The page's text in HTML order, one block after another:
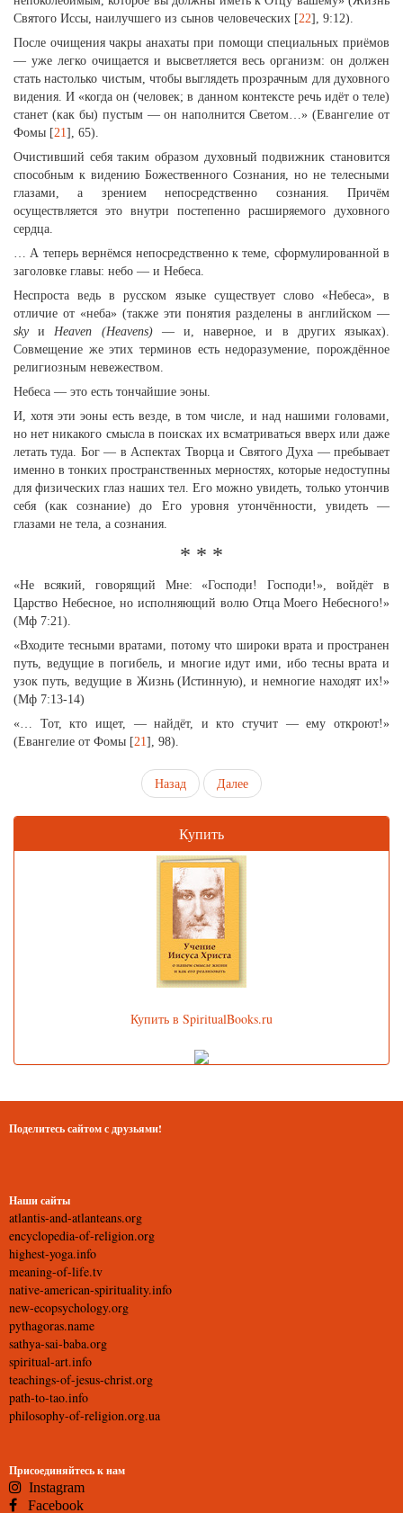
Святого Иссы, наилучшего из сынов человеческих [22], 9:12).
После очищения чакры анахаты при помощи специальных приёмов
— уже легко очищается и высветляется весь организм: он должен
стать настолько чистым, чтобы выглядеть прозрачным для духовного
видения. И «когда он (человек; в данном контексте речь идёт о теле)
станет (как бы) пустым — он наполнится Светом…» (Евангелие от
Фомы [21], 65).
Очистивший себя таким образом духовный подвижник становится
способным к видению Божественного Сознания, но не телесными
глазами, а зрением непосредственно сознания. Причём
осуществляется это внутри постепенно расширяемого духовного
сердца.
… А теперь вернёмся непосредственно к теме, сформулированной в
заголовке главы: небо — и Небеса.
Неспроста ведь в русском языке существует слово «Небеса», в
отличие от «неба» (также эти понятия разделены в английском —
skyиНеaven (Неavens)— и, наверное, и в других языках).
Совмещение же этих терминов есть недоразумение, порождённое
религиозным невежеством.
Небеса — это есть тончайшие эоны.
И, хотя эти эоны есть везде, в том числе, и над нашими головами,
но нет никакого смысла в поисках их всматриваться вверх или даже
летать туда. Бог — в Аспектах Творца и Святого Духа — пребывает
именно в тонких пространственных мерностях, которые недоступны
для физических глаз наших тел. Его можно увидеть, только утончив
себя (как сознание) до Его уровня утончённости, увидеть —
глазами не тела, а сознания.
* * *
«Не всякий, говорящий Мне: «Господи! Господи!», войдёт в
Царство Небесное, но исполняющий волю Отца Моего Небесного!»
(Мф 7:21).
«Входите тесными вратами, потому что широки врата и пространен
путь, ведущие в погибель, и многие идут ими, ибо тесны врата и
узок путь, ведущие в Жизнь (Истинную), и немногие находят их!»
(Мф 7:13-14)
«… Тот, кто ищет, — найдёт, и кто стучит — ему откроют!»
(Евангелие от Фомы [21], 98).
Назад Далее
Купить
Купить в SpiritualBooks.ru
Поделитесь сайтом с друзьями!
Наши сайты
atlantis-and-atlanteans.org
encyclopedia-of-religion.org
highest-yoga.info
meaning-of-life.tv
native-american-spirituality.info
new-ecopsychology.org
pythagoras.name
sathya-sai-baba.org
spiritual-art.info
teachings-of-jesus-christ.org
path-to-tao.info
philosophy-of-religion.org.ua
Присоединяйтесь к нам
Instagram
Facebook